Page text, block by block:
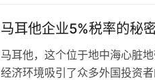
马耳他企业5%税率的秘
马耳他，这个位于地中海心脏
经济环境吸引了众多外国投资